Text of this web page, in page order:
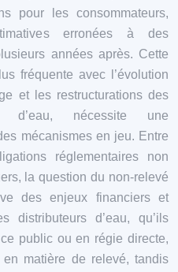
pour les consommateurs,
erronées à des
années après. Cette
fréquente avec l’évolution
et les restructurations des
d’eau, nécessite une
mécanismes en jeu. Entre
réglementaires non
la question du non-relevé
des enjeux financiers et
distributeurs d’eau, qu’ils
public ou en régie directe,
matière de relevé, tandis